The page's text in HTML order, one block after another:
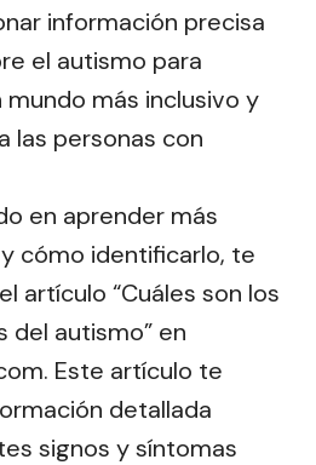
información precisa
el autismo para
mundo más inclusivo y
las personas con
en aprender más
cómo identificarlo, te
artículo “Cuáles son los
del autismo” en
Este artículo te
detallada
signos y síntomas